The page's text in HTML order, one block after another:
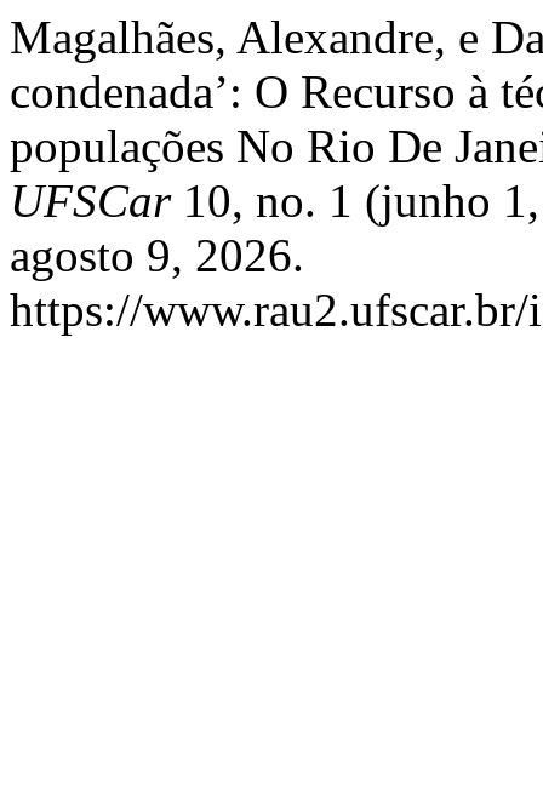
Magalhães, Alexandre, e
condenada’: O Recurso à
populações No Rio De
UFSCar10, no. 1 (junho 1,
agosto 9, 2026.
https://